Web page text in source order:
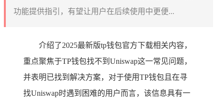
功能提供指引，有望让用户在后续使用中更便...
介绍了2025最新版tp钱包官方下载相关内容，
重点聚焦于TP钱包找不到Uniswap这一常见问题，
并表明已找到解决方案，对于使用TP钱包且在寻
找Uniswap时遇到困难的用户而言，该信息具有一